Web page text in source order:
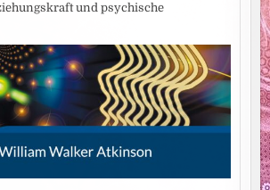
und psychische